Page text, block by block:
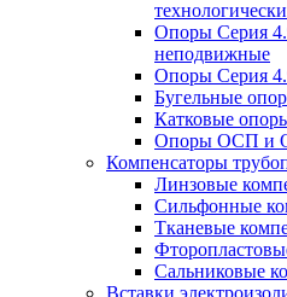
Опоры Серия
неподвижные
Опоры Серия
Бугельные
Катковые
Опоры ОСП и
Компенсаторы
Линзовые
Сильфонные
Тканевые
Сальниковые
Вставки